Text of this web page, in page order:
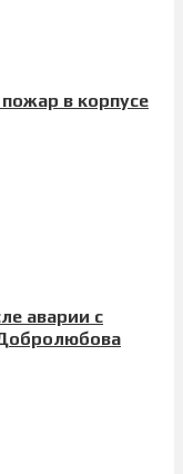
в корпусе
аварии с